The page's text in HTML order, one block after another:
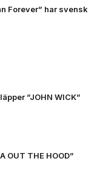
Forever” har svensk
”JOHN WICK”
OUT THE HOOD”